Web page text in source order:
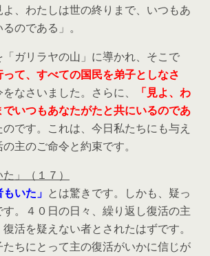
、わたしは世の終りまで、いつもあ
のである」。
ガリラヤの山」に導かれ、そこで
って、すべての国民を弟子としなさ
なさいました。さらに、
「見よ、わ
いつもあなたがたと共にいるのであ
です。これは、今日私たちにも与え
主のご命令と約束です。
」（１７）
もいた」 とは驚きです。しかも、疑っ
。４０日の日々、繰り返し復活の主
活を疑えない者とされたはずです。
ちにとって主の復活がいかに信じが